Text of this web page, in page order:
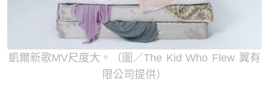
凱爾新歌MV尺度大。（圖／The Kid Who Flew 翼有
限公司提供）